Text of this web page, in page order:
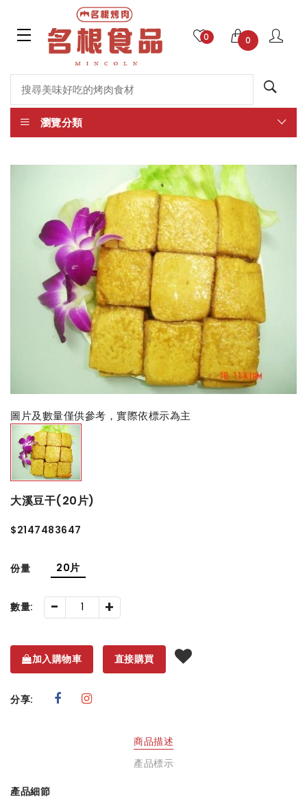
0 0
瀏覽分類
圖片及數量僅供參考，實際依標示為主
大溪豆干(20片)
$2147483647
份量 20片
數量: - +
加入購物車 直接購買
分享:
商品描述
產品標示
產品細節